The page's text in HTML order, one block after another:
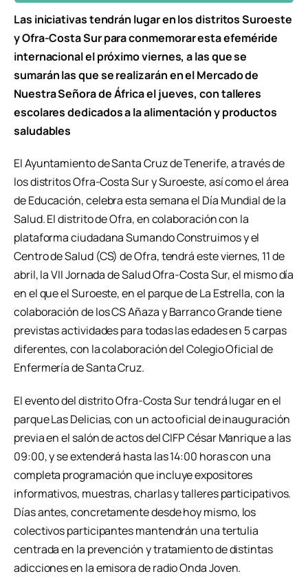
Las iniciativas tendrán lugar en los distritos Suroeste
y Ofra-Costa Sur para conmemorar esta efeméride
internacional el próximo viernes, a las que se
sumarán las que se realizarán en el Mercado de
Nuestra Señora de África el jueves, con talleres
escolares dedicados a la alimentación y productos
saludables
El Ayuntamiento de Santa Cruz de Tenerife, a través de
los distritos Ofra-Costa Sur y Suroeste, así como el área
de Educación, celebra esta semana el Día Mundial de la
Salud. El distrito de Ofra, en colaboración con la
plataforma ciudadana Sumando Construimos y el
Centro de Salud (CS) de Ofra, tendrá este viernes, 11 de
abril, la VII Jornada de Salud Ofra-Costa Sur, el mismo día
en el que el Suroeste, en el parque de La Estrella, con la
colaboración de los CS Añaza y Barranco Grande tiene
previstas actividades para todas las edades en 5 carpas
diferentes, con la colaboración del Colegio Oficial de
Enfermería de Santa Cruz.
El evento del distrito Ofra-Costa Sur tendrá lugar en el
parque Las Delicias, con un acto oficial de inauguración
previa en el salón de actos del CIFP César Manrique a las
09:00, y se extenderá hasta las 14:00 horas con una
completa programación que incluye expositores
informativos, muestras, charlas y talleres participativos.
Días antes, concretamente desde hoy mismo, los
colectivos participantes mantendrán una tertulia
centrada en la prevención y tratamiento de distintas
adicciones en la emisora de radio Onda Joven.